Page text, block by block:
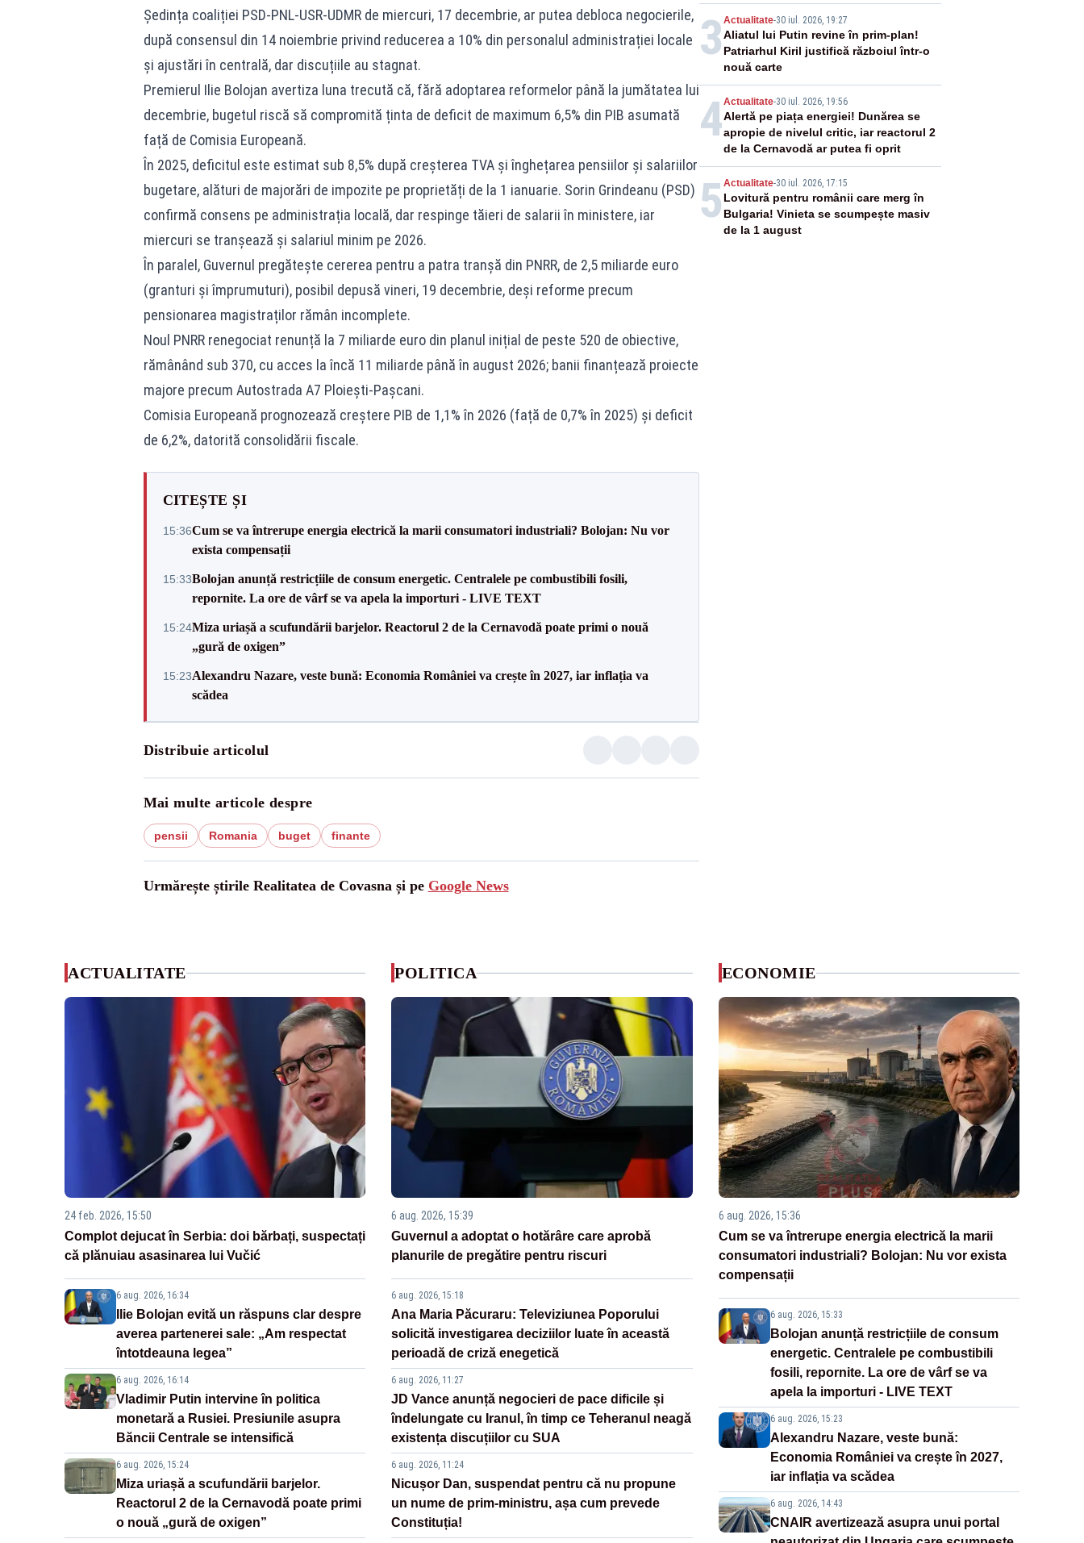
Ședința coaliției PSD-PNL-USR-UDMR de miercuri, 17 decembrie, ar putea debloca negocierile,
după consensul din 14 noiembrie privind reducerea a 10% din personalul administrației locale
și ajustări în centrală, dar discuțiile au stagnat.​
Premierul Ilie Bolojan avertiza luna trecută că, fără adoptarea reformelor până la jumătatea lui
decembrie, bugetul riscă să compromită ținta de deficit de maximum 6,5% din PIB asumată
față de Comisia Europeană.
În 2025, deficitul este estimat sub 8,5% după creșterea TVA și înghețarea pensiilor și salariilor
bugetare, alături de majorări de impozite pe proprietăți de la 1 ianuarie. Sorin Grindeanu (PSD)
confirmă consens pe administrația locală, dar respinge tăieri de salarii în ministere, iar
miercuri se tranșează și salariul minim pe 2026.​
În paralel, Guvernul pregătește cererea pentru a patra tranșă din PNRR, de 2,5 miliarde euro
(granturi și împrumuturi), posibil depusă vineri, 19 decembrie, deși reforme precum
pensionarea magistraților rămân incomplete.
Noul PNRR renegociat renunță la 7 miliarde euro din planul inițial de peste 520 de obiective,
rămânând sub 370, cu acces la încă 11 miliarde până în august 2026; banii finanțează proiecte
majore precum Autostrada A7 Ploiești-Pașcani.
Comisia Europeană prognozează creștere PIB de 1,1% în 2026 (față de 0,7% în 2025) și deficit
de 6,2%, datorită consolidării fiscale.
CITEȘTE ȘI
15:36Cum se va întrerupe energia electrică la marii consumatori industriali? Bolojan: Nu vor
exista compensații
15:33Bolojan anunță restricțiile de consum energetic. Centralele pe combustibili fosili,
repornite. La ore de vârf se va apela la importuri - LIVE TEXT
15:24Miza uriașă a scufundării barjelor. Reactorul 2 de la Cernavodă poate primi o nouă
„gură de oxigen”
15:23Alexandru Nazare, veste bună: Economia României va crește în 2027, iar inflația va
scădea
Distribuie articolul
Mai multe articole despre
pensii Romania buget finante
Urmărește știrile Realitatea de Covasna și pe Google News
3 Actualitate-30 iul. 2026, 19:27
Aliatul lui Putin revine în prim-plan!
Patriarhul Kiril justifică războiul într-o
nouă carte
4Actualitate-30 iul. 2026, 19:56
Alertă pe piața energiei! Dunărea se
apropie de nivelul critic, iar reactorul 2
de la Cernavodă ar putea fi oprit
5 Actualitate-30 iul. 2026, 17:15
Lovitură pentru românii care merg în
Bulgaria! Vinieta se scumpește masiv
de la 1 august
ACTUALITATE
24 feb. 2026, 15:50
Complot dejucat în Serbia: doi bărbați, suspectați
că plănuiau asasinarea lui Vučić
6 aug. 2026, 16:34
Ilie Bolojan evită un răspuns clar despre
averea partenerei sale: „Am respectat
întotdeauna legea”
6 aug. 2026, 16:14
Vladimir Putin intervine în politica
monetară a Rusiei. Presiunile asupra
Băncii Centrale se intensifică
6 aug. 2026, 15:24
Miza uriașă a scufundării barjelor.
Reactorul 2 de la Cernavodă poate primi
o nouă „gură de oxigen”
POLITICA
6 aug. 2026, 15:39
Guvernul a adoptat o hotărâre care aprobă
planurile de pregătire pentru riscuri
6 aug. 2026, 15:18
Ana Maria Păcuraru: Televiziunea Poporului
solicită investigarea deciziilor luate în această
perioadă de criză enegetică
6 aug. 2026, 11:27
JD Vance anunță negocieri de pace dificile și
îndelungate cu Iranul, în timp ce Teheranul neagă
existența discuțiilor cu SUA
6 aug. 2026, 11:24
Nicușor Dan, suspendat pentru că nu propune
un nume de prim-ministru, așa cum prevede
Constituția!
ECONOMIE
6 aug. 2026, 15:36
Cum se va întrerupe energia electrică la marii
consumatori industriali? Bolojan: Nu vor exista
compensații
6 aug. 2026, 15:33
Bolojan anunță restricțiile de consum
energetic. Centralele pe combustibili
fosili, repornite. La ore de vârf se va
apela la importuri - LIVE TEXT
6 aug. 2026, 15:23
Alexandru Nazare, veste bună:
Economia României va crește în 2027,
iar inflația va scădea
6 aug. 2026, 14:43
CNAIR avertizează asupra unui portal